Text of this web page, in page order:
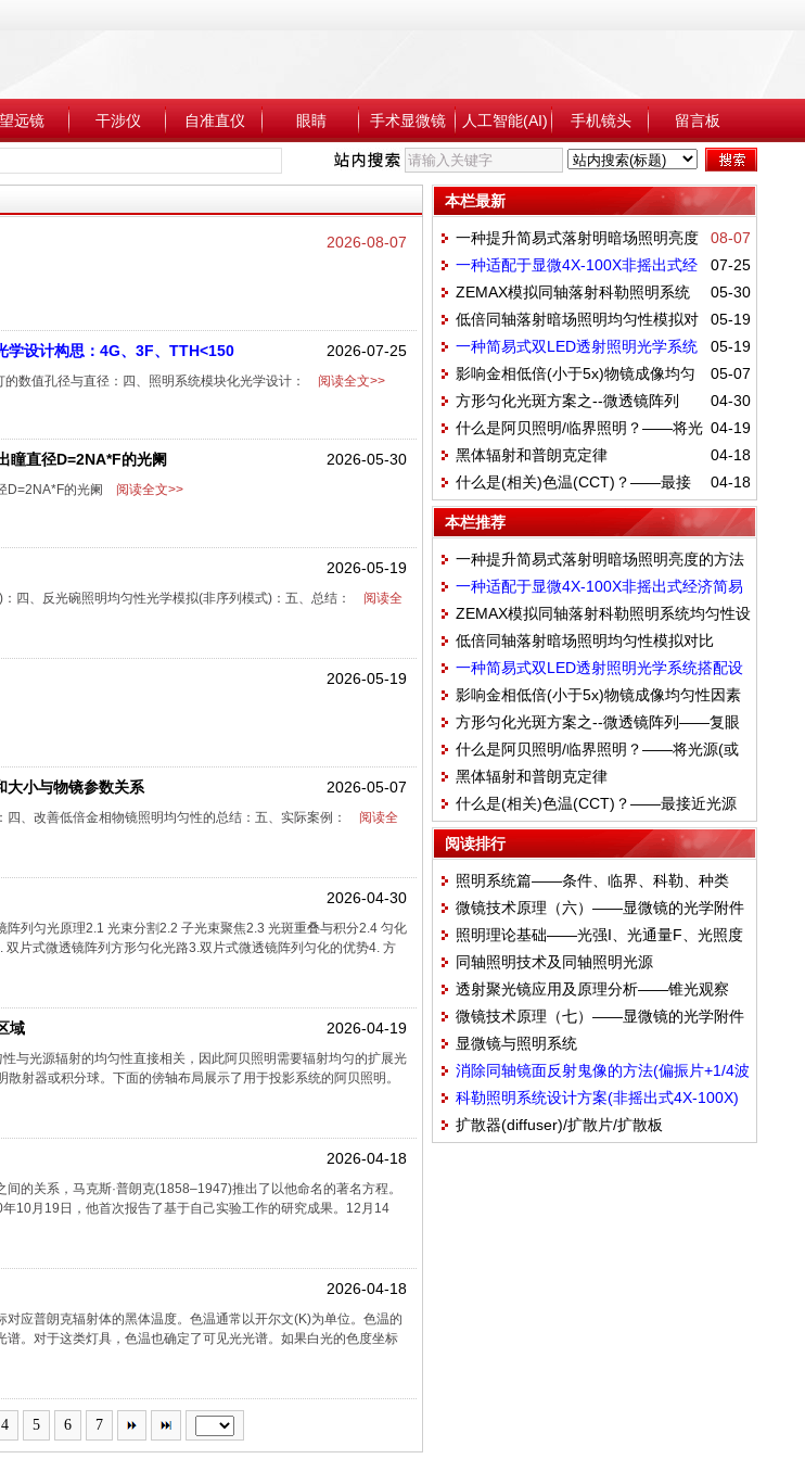
望远镜 干涉仪 自准直仪 眼睛 手术显微镜 人工智能(AI) 手机镜头 留言板
2026-08-07
2026-07-25
学设计构思：4G、3F、TTH<150
数值孔径与直径：四、照明系统模块化光学设计：
阅读全文>>
2026-05-30
瞳直径D=2NA*F的光阑
D=2NA*F的光阑
阅读全文>>
2026-05-19
四、反光碗照明均匀性光学模拟(非序列模式)：五、总结：
阅读全
2026-05-19
2026-05-07
大小与物镜参数关系
、改善低倍金相物镜照明均匀性的总结：五、实际案例：
阅读全
2026-04-30
列匀光原理2.1 光束分割2.2 子光束聚焦2.3 光斑重叠与积分2.4 匀化
片式微透镜阵列方形匀化光路3.双片式微透镜阵列匀化的优势4. 方
2026-04-19
域
与光源辐射的均匀性直接相关，因此阿贝照明需要辐射均匀的扩展光
射器或积分球。下面的傍轴布局展示了用于投影系统的阿贝照明。
2026-04-18
的关系，马克斯·普朗克(1858–1947)推出了以他命名的著名方程。
10月19日，他首次报告了基于自己实验工作的研究成果。12月14
2026-04-18
应普朗克辐射体的黑体温度。色温通常以开尔文(K)为单位。色温的
。对于这类灯具，色温也确定了可见光光谱。如果白光的色度坐标
4 5 6 7
本栏最新
08-07
一种提升简易式落射明暗场照明亮度
的方法
07-25
一种适配于显微4X-100X非摇出式经
济简易科勒照明光学系统模块化光学设计构
思：4G、3F、TTH<150
05-30
ZEMAX模拟同轴落射科勒照明系统
均匀性设置：理想焦距物镜+物镜出瞳直径
D=2NA*F的光阑
05-19
低倍同轴落射暗场照明均匀性模拟对
比
05-19
一种简易式双LED透射照明光学系统
搭配设计思路
05-07
影响金相低倍(小于5x)物镜成像均匀
性因素分析：灯源一次像面位置和大小与物
镜参数关系
04-30
方形匀化光斑方案之--微透镜阵列
——复眼照明
04-19
什么是阿贝照明/临界照明？——将光
源(或光源图像)直接成像到照明区域
04-18
黑体辐射和普朗克定律
04-18
什么是(相关)色温(CCT)？——最接
近光源色度的黑体光源的温度
本栏推荐
一种提升简易式落射明暗场照明亮度的方法
一种适配于显微4X-100X非摇出式经济简易
科勒照明光学系统模块化光学设计构思：
4G、3F、TTH<150
ZEMAX模拟同轴落射科勒照明系统均匀性设
置：理想焦距物镜+物镜出瞳直径D=2NA*F
的光阑
低倍同轴落射暗场照明均匀性模拟对比
一种简易式双LED透射照明光学系统搭配设
计思路
影响金相低倍(小于5x)物镜成像均匀性因素
分析：灯源一次像面位置和大小与物镜参数
关系
方形匀化光斑方案之--微透镜阵列——复眼
照明
什么是阿贝照明/临界照明？——将光源(或
光源图像)直接成像到照明区域
黑体辐射和普朗克定律
什么是(相关)色温(CCT)？——最接近光源
色度的黑体光源的温度
阅读排行
照明系统篇——条件、临界、科勒、种类
微镜技术原理（六）——显微镜的光学附件
——聚光镜
照明理论基础——光强I、光通量F、光照度
E、光亮度L
同轴照明技术及同轴照明光源
透射聚光镜应用及原理分析——锥光观察
微镜技术原理（七）——显微镜的光学附件
——显微镜的照明装置
显微镜与照明系统
消除同轴镜面反射鬼像的方法(偏振片+1/4波
片)
科勒照明系统设计方案(非摇出式4X-100X)
扩散器(diffuser)/扩散片/扩散板